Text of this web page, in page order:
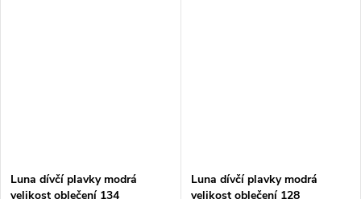
Luna dívčí plavky modrá
velikost oblečení 134
Luna dívčí plavky modrá
velikost oblečení 128